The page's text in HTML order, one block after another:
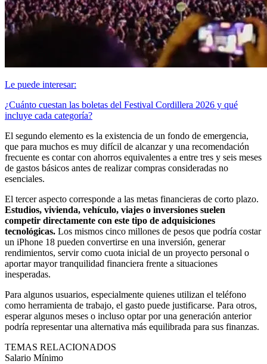
Le puede interesar:
¿Cuánto cuestan las boletas del Festival Cordillera 2026 y qué
incluye cada categoría?
El segundo elemento es la existencia de un fondo de emergencia,
que para muchos es muy difícil de alcanzar y una recomendación
frecuente es contar con ahorros equivalentes a entre tres y seis meses
de gastos básicos antes de realizar compras consideradas no
esenciales.
El tercer aspecto corresponde a las metas financieras de corto plazo.
Estudios, vivienda, vehículo, viajes o inversiones suelen
competir directamente con este tipo de adquisiciones
tecnológicas. Los mismos cinco millones de pesos que podría costar
un iPhone 18 pueden convertirse en una inversión, generar
rendimientos, servir como cuota inicial de un proyecto personal o
aportar mayor tranquilidad financiera frente a situaciones
inesperadas.
Para algunos usuarios, especialmente quienes utilizan el teléfono
como herramienta de trabajo, el gasto puede justificarse. Para otros,
esperar algunos meses o incluso optar por una generación anterior
podría representar una alternativa más equilibrada para sus finanzas.
TEMAS RELACIONADOS
Salario Mínimo